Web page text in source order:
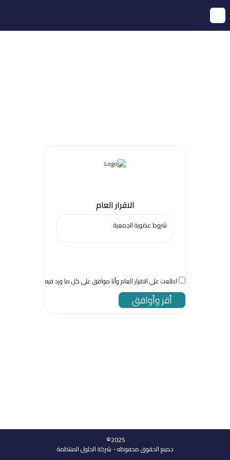
الاقرار العام
شروط عضوية الجمعية
اطلعت على الاقرار العام وأنا موافق على كل ما ورد فيه
أقر وأوافق
2025©
جميع الحقوق محفوظه - شركة الحلول المنتظمة